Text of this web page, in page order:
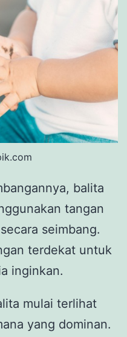
balita
tangan
seimbang.
terdekat untuk
inginkan.
mulai terlihat
yang dominan.